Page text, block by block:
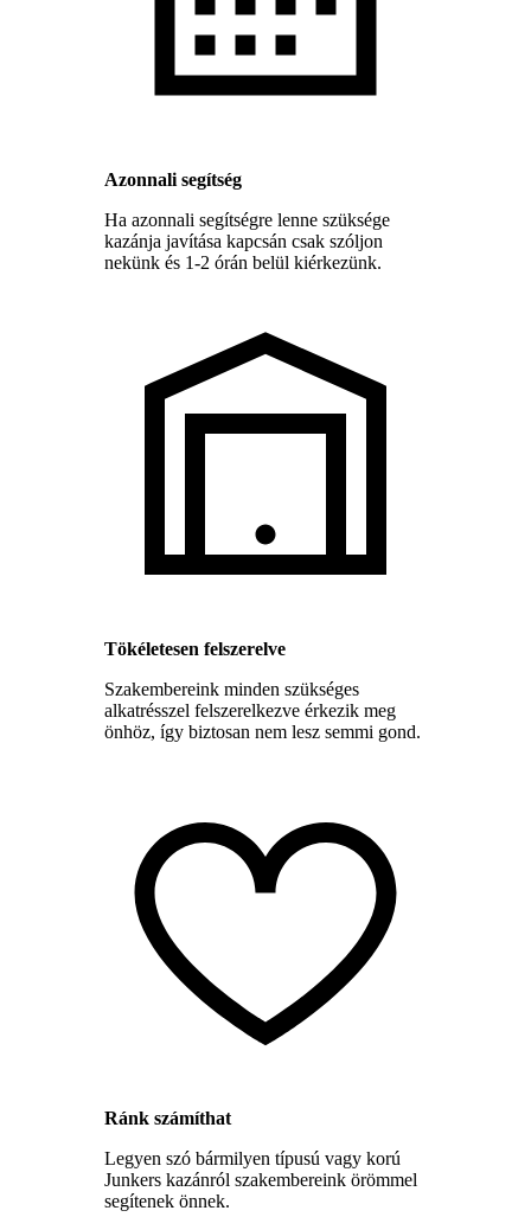
Azonnali segítség
Ha azonnali segítségre lenne szüksége
kazánja javítása kapcsán csak szóljon
nekünk és 1-2 órán belül kiérkezünk.
Tökéletesen felszerelve
Szakembereink minden szükséges
alkatrésszel felszerelkezve érkezik meg
önhöz, így biztosan nem lesz semmi gond.
Ránk számíthat
Legyen szó bármilyen típusú vagy korú
Junkers kazánról szakembereink örömmel
segítenek önnek.